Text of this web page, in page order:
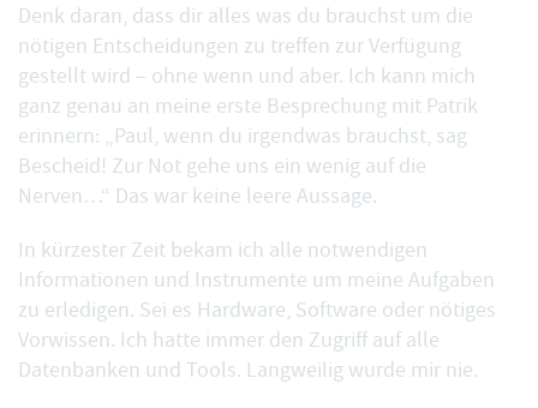
Denk daran, dass dir alles was du brauchst um die
nötigen Entscheidungen zu treffen zur Verfügung
gestellt wird – ohne wenn und aber. Ich kann mich
ganz genau an meine erste Besprechung mit Patrik
erinnern: „Paul, wenn du irgendwas brauchst, sag
Bescheid! Zur Not gehe uns ein wenig auf die
Nerven…“ Das war keine leere Aussage.
In kürzester Zeit bekam ich alle notwendigen
Informationen und Instrumente um meine Aufgaben
zu erledigen. Sei es Hardware, Software oder nötiges
Vorwissen. Ich hatte immer den Zugriff auf alle
Datenbanken und Tools. Langweilig wurde mir nie.